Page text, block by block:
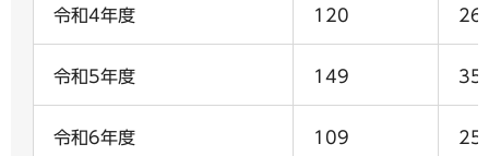
令和4年度 120
令和5年度 149
令和6年度 109